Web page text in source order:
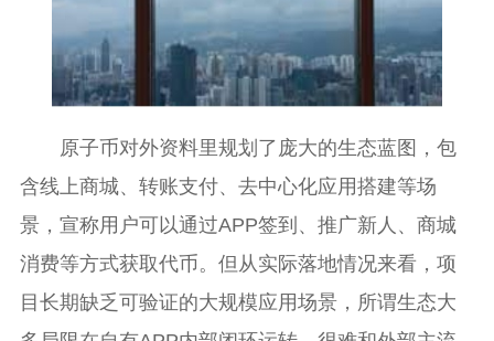
原子币对外资料里规划了庞大的生态蓝图，包
含线上商城、转账支付、去中心化应用搭建等场
景，宣称用户可以通过APP签到、推广新人、商城
消费等方式获取代币。但从实际落地情况来看，项
目长期缺乏可验证的大规模应用场景，所谓生态大